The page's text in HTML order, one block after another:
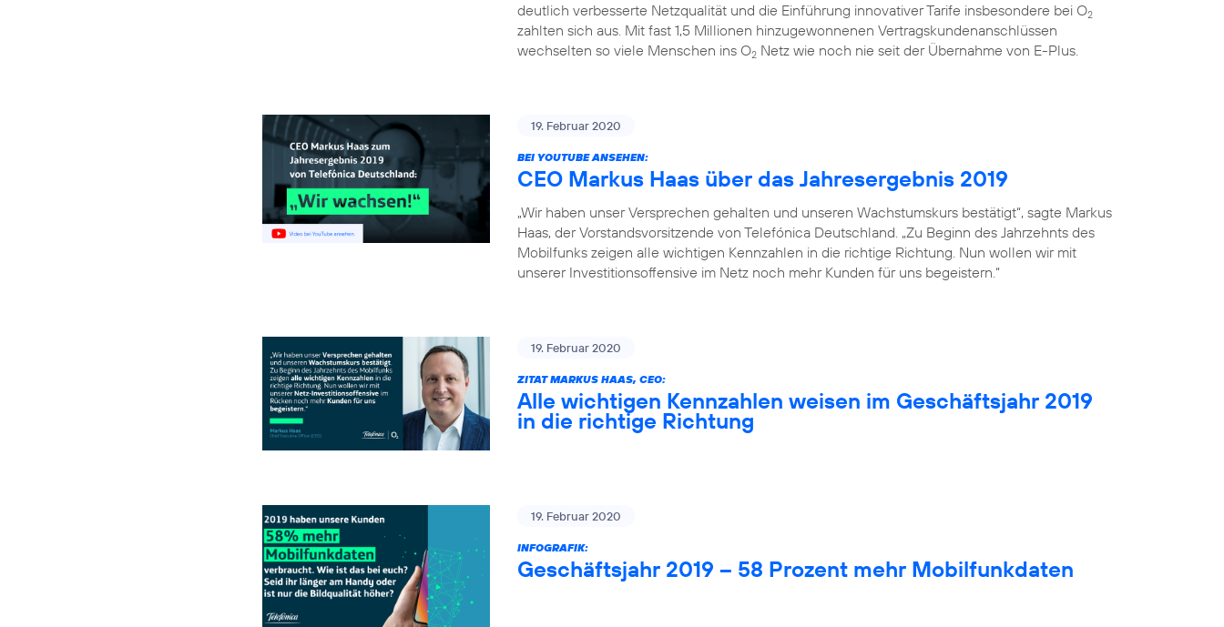
deutlich verbesserte Netzqualität und die Einführung innovativer Tarife insbesondere bei O2
zahlten sich aus. Mit fast 1,5 Millionen hinzugewonnenen Vertragskundenanschlüssen
wechselten so viele Menschen ins O2 Netz wie noch nie seit der Übernahme von E-Plus.
19. Februar 2020
BEI YOUTUBE ANSEHEN:
CEO Markus Haas über das Jahresergebnis 2019
„Wir haben unser Versprechen gehalten und unseren Wachstumskurs bestätigt“, sagte Markus
Haas, der Vorstandsvorsitzende von Telefónica Deutschland. „Zu Beginn des Jahrzehnts des
Mobilfunks zeigen alle wichtigen Kennzahlen in die richtige Richtung. Nun wollen wir mit
unserer Investitionsoffensive im Netz noch mehr Kunden für uns begeistern.“
19. Februar 2020
ZITAT MARKUS HAAS, CEO:
Alle wichtigen Kennzahlen weisen im Geschäftsjahr 2019
in die richtige Richtung
19. Februar 2020
INFOGRAFIK:
Geschäftsjahr 2019 – 58 Prozent mehr Mobilfunkdaten